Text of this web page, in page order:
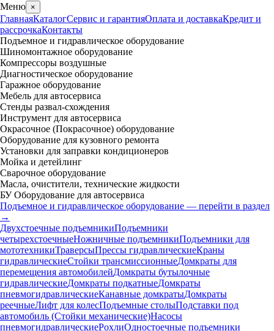
Меню ×
ГлавнаяКаталогСервис и гарантияОплата и доставкаКредит и
рассрочкаКонтакты
Подъемное и гидравлическое оборудование
Шиномонтажное оборудование
Компрессоры воздушные
Диагностическое оборудование
Гаражное оборудование
Мебель для автосервиса
Стенды развал-схождения
Инструмент для автосервиса
Окрасочное (Покрасочное) оборудование
Оборудование для кузовного ремонта
Установки для заправки кондиционеров
Мойка и детейлинг
Сварочное оборудование
Масла, очистители, технические жидкости
БУ Оборудование для автосервиса
Подъемное и гидравлическое оборудование — перейти в раздел
→
Двухстоечные подъемникиПодъемники
четырехстоечныеНожничные подъемникиПодъемники для
мототехникиТраверсыПрессы гидравлическиеКраны
гидравлическиеСтойки трансмиссионныеДомкраты для
перемещения автомобилейДомкраты бутылочные
гидравлическиеДомкраты подкатныеДомкраты
пневмогидравлическиеКанавные домкратыДомкраты
реечныеЛифт для колесПодъемные столыПодставки под
автомобиль (Стойки механические)Насосы
пневмогидравлическиеРохлиОдностоечные подъемники